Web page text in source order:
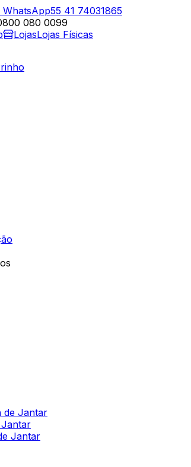
55 41 74031865
080 0099
LojasLojas Físicas
de Jantar
Jantar
Jantar